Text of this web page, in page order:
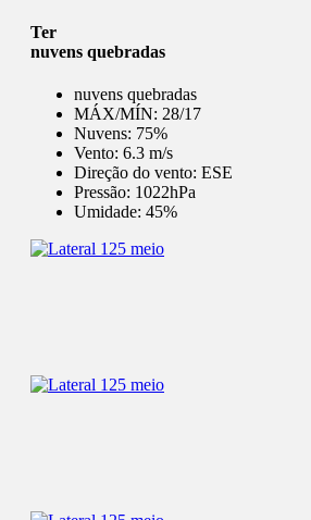
Ter
nuvens quebradas
nuvens quebradas
MÁX/MÍN: 28/17
Nuvens: 75%
Vento: 6.3 m/s
Direção do vento: ESE
Pressão: 1022hPa
Umidade: 45%